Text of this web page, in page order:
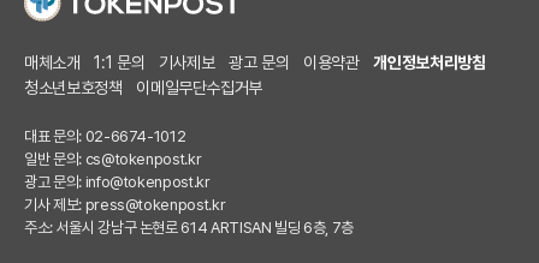
매체소개 1:1 문의 기사제보 광고 문의 이용약관
개인정보처리방침
청소년보호정책
이메일무단수집거부
대표 문의: 02-6674-1012
일반 문의: cs@tokenpost.kr
광고 문의: info@tokenpost.kr
기사 제보: press@tokenpost.kr
주소: 서울시 강남구 논현로 614 ARTISAN 빌딩 6층, 7층